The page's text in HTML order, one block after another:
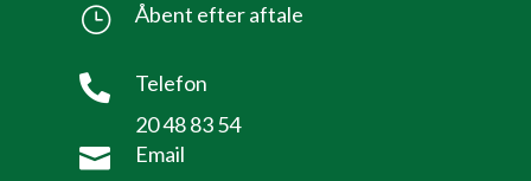
} Åbent efter aftale

Telefon
20 48 83 54

Email